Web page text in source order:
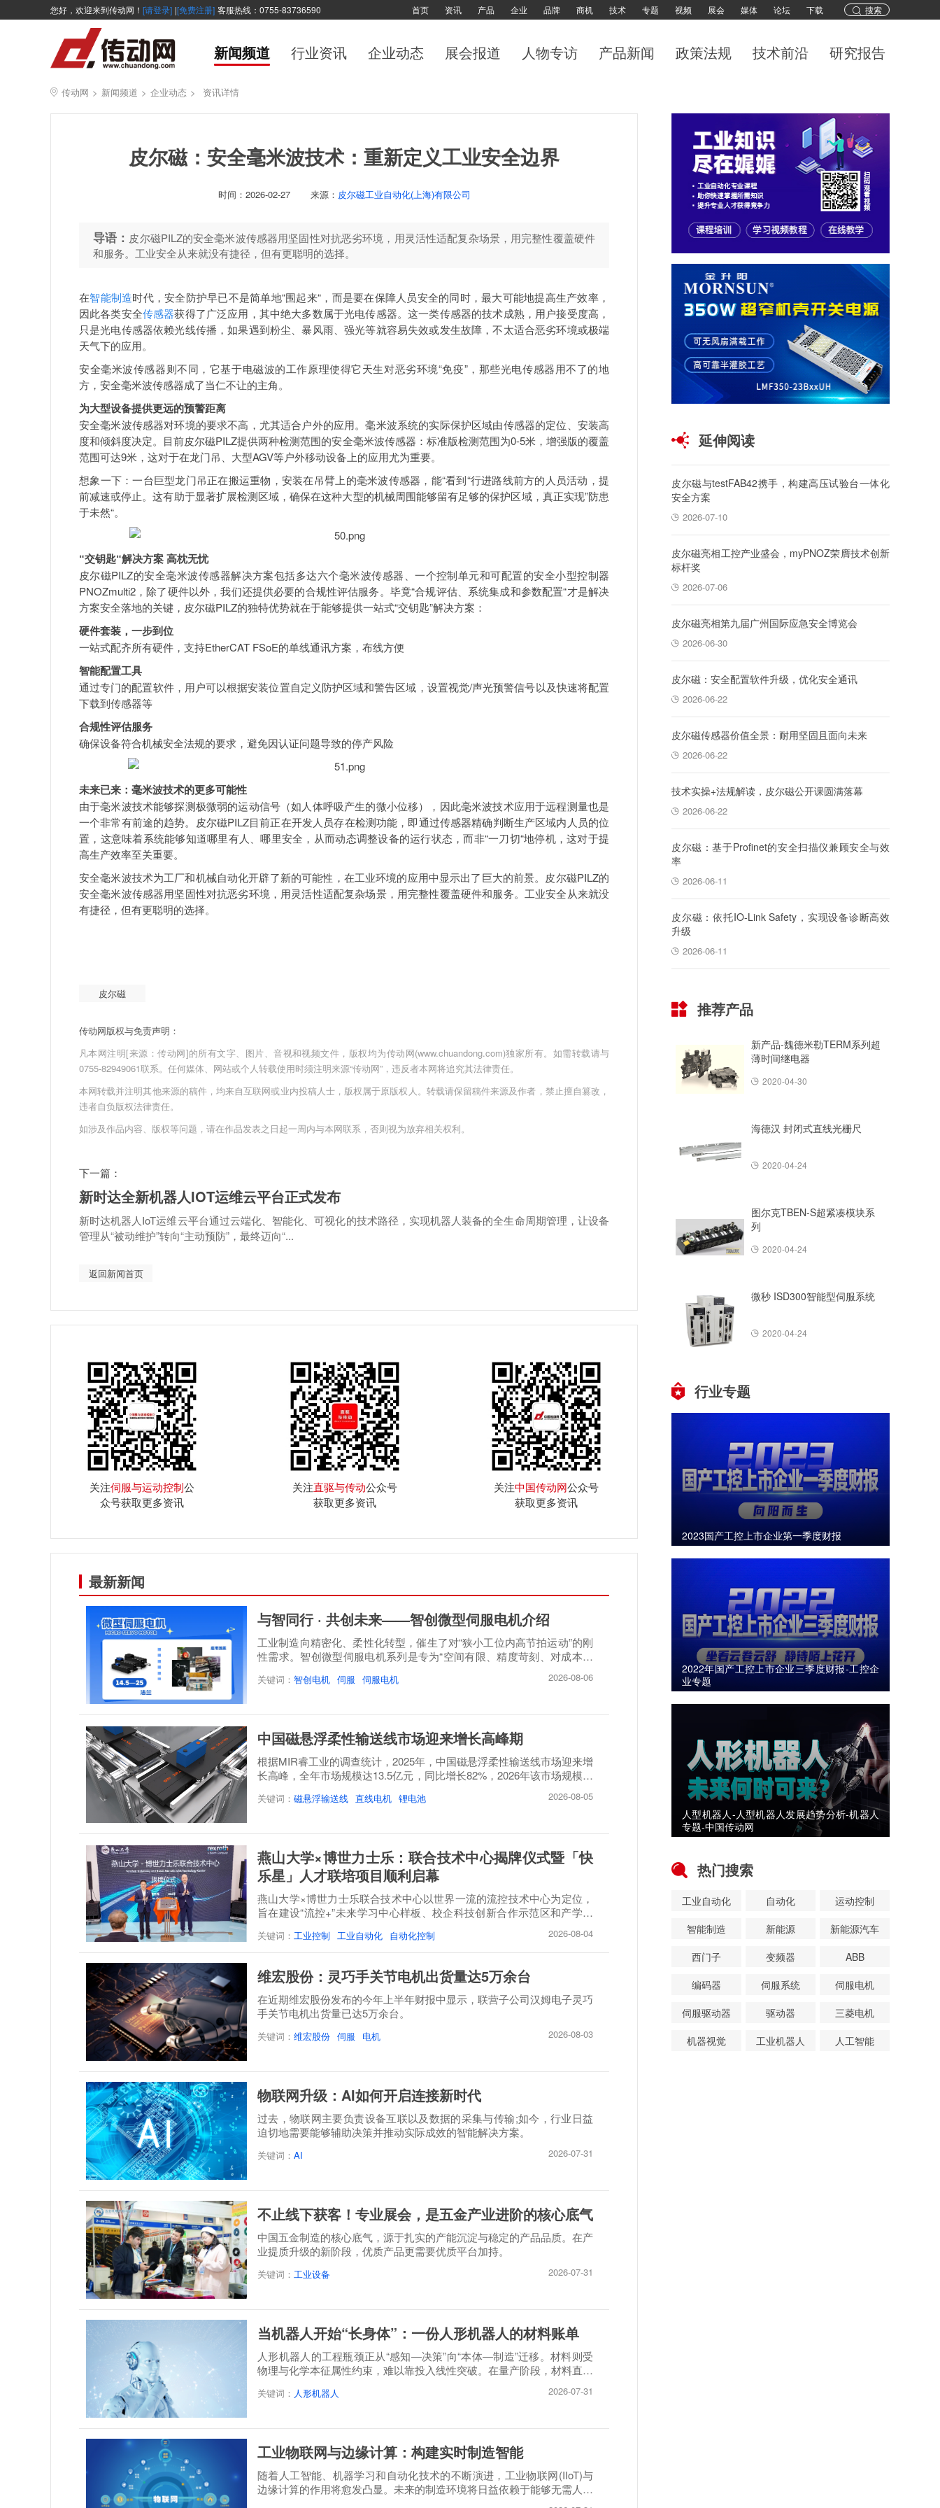
您好，欢迎来到传动网！ [请登录] |[免费注册] 客服热线：0755-83736590 搜索
首页 资讯 产品 企业 品牌 商机 技术 专题 视频 展会 媒体 论坛 下载
新闻频道 行业资讯 企业动态 展会报道 人物专访 产品新闻 政策法规 技术前沿 研究报告
传动网 > 新闻频道 > 企业动态 > 资讯详情
皮尔磁：安全毫米波技术：重新定义工业安全边界
时间： 2026-02-27 来源： 皮尔磁工业自动化(上海)有限公司
导语： 皮尔磁PILZ的安全毫米波传感器用坚固性对抗恶劣环境，用灵活性适配复杂场景，用完整性覆盖硬件
和服务。工业安全从来就没有捷径，但有更聪明的选择。
在智能制造时代，安全防护早已不是简单地“围起来“，而是要在保障人员安全的同时，最大可能地提高生产效率，
因此各类安全传感器获得了广泛应用，其中绝大多数属于光电传感器。这一类传感器的技术成熟，用户接受度高，
只是光电传感器依赖光线传播，如果遇到粉尘、暴风雨、强光等就容易失效或发生故障，不太适合恶劣环境或极端
天气下的应用。
安全毫米波传感器则不同，它基于电磁波的工作原理使得它天生对恶劣环境“免疫”，那些光电传感器用不了的地
方，安全毫米波传感器成了当仁不让的主角。
为大型设备提供更远的预警距离
安全毫米波传感器对环境的要求不高，尤其适合户外的应用。毫米波系统的实际保护区域由传感器的定位、安装高
度和倾斜度决定。目前皮尔磁PILZ提供两种检测范围的安全毫米波传感器：标准版检测范围为0-5米，增强版的覆盖
范围可达9米，这对于在龙门吊、大型AGV等户外移动设备上的应用尤为重要。
想象一下：一台巨型龙门吊正在搬运重物，安装在吊臂上的毫米波传感器，能“看到“行进路线前方的人员活动，提
前减速或停止。这有助于显著扩展检测区域，确保在这种大型的机械周围能够留有足够的保护区域，真正实现”防患
于未然“。
“交钥匙“解决方案 高枕无忧
皮尔磁PILZ的安全毫米波传感器解决方案包括多达六个毫米波传感器、一个控制单元和可配置的安全小型控制器
PNOZmulti2，除了硬件以外，我们还提供必要的合规性评估服务。毕竟“合规评估、系统集成和参数配置“才是解决
方案安全落地的关键，皮尔磁PILZ的独特优势就在于能够提供一站式“交钥匙”解决方案：
硬件套装，一步到位
一站式配齐所有硬件，支持EtherCAT FSoE的单线通讯方案，布线方便
智能配置工具
通过专门的配置软件，用户可以根据安装位置自定义防护区域和警告区域，设置视觉/声光预警信号以及快速将配置
下载到传感器等
合规性评估服务
确保设备符合机械安全法规的要求，避免因认证问题导致的停产风险
未来已来：毫米波技术的更多可能性
由于毫米波技术能够探测极微弱的运动信号（如人体呼吸产生的微小位移），因此毫米波技术应用于远程测量也是
一个非常有前途的趋势。皮尔磁PILZ目前正在开发人员存在检测功能，即通过传感器精确判断生产区域内人员的位
置，这意味着系统能够知道哪里有人、哪里安全，从而动态调整设备的运行状态，而非“一刀切“地停机，这对于提
高生产效率至关重要。
安全毫米波技术为工厂和机械自动化开辟了新的可能性，在工业环境的应用中显示出了巨大的前景。皮尔磁PILZ的
安全毫米波传感器用坚固性对抗恶劣环境，用灵活性适配复杂场景，用完整性覆盖硬件和服务。工业安全从来就没
有捷径，但有更聪明的选择。
皮尔磁
传动网版权与免责声明：
凡本网注明[来源：传动网]的所有文字、图片、音视和视频文件，版权均为传动网(www.chuandong.com)独家所有。如需转载请与
0755-82949061联系。任何媒体、网站或个人转载使用时须注明来源“传动网”，违反者本网将追究其法律责任。
本网转载并注明其他来源的稿件，均来自互联网或业内投稿人士，版权属于原版权人。转载请保留稿件来源及作者，禁止擅自篡改，
违者自负版权法律责任。
如涉及作品内容、版权等问题，请在作品发表之日起一周内与本网联系，否则视为放弃相关权利。
下一篇：
新时达全新机器人IOT运维云平台正式发布
新时达机器人IoT运维云平台通过云端化、智能化、可视化的技术路径，实现机器人装备的全生命周期管理，让设备
管理从“被动维护”转向“主动预防”，最终迈向“...
返回新闻首页
关注伺服与运动控制公
众号获取更多资讯
关注直驱与传动公众号
获取更多资讯
关注中国传动网公众号
获取更多资讯
最新新闻
与智同行 · 共创未来——智创微型伺服电机介绍
工业制造向精密化、柔性化转型，催生了对“狭小工位内高节拍运动”的刚
性需求。智创微型伺服电机系列是专为“空间有限、精度苛刻、对成本敏
关键词： 智创电机 伺服 伺服电机 2026-08-06
中国磁悬浮柔性输送线市场迎来增长高峰期
根据MIR睿工业的调查统计，2025年，中国磁悬浮柔性输送线市场迎来增
长高峰，全年市场规模达13.5亿元，同比增长82%，2026年该市场规模将
关键词： 磁悬浮输送线 直线电机 锂电池 2026-08-05
燕山大学×博世力士乐：联合技术中心揭牌仪式暨「快
乐星」人才联培项目顺利启幕
燕山大学×博世力士乐联合技术中心以世界一流的流控技术中心为定位，
旨在建设“流控+”未来学习中心样板、校企科技创新合作示范区和产学研
关键词： 工业控制 工业自动化 自动化控制 2026-08-04
维宏股份：灵巧手关节电机出货量达5万余台
在近期维宏股份发布的今年上半年财报中显示，联营子公司汉姆电子灵巧
手关节电机出货量已达5万余台。
关键词： 维宏股份 伺服 电机 2026-08-03
物联网升级：AI如何开启连接新时代
过去，物联网主要负责设备互联以及数据的采集与传输;如今，行业日益
迫切地需要能够辅助决策并推动实际成效的智能解决方案。
关键词： AI 2026-07-31
不止线下获客！专业展会，是五金产业进阶的核心底气
中国五金制造的核心底气，源于扎实的产能沉淀与稳定的产品品质。在产
业提质升级的新阶段，优质产品更需要优质平台加持。
关键词： 工业设备 2026-07-31
当机器人开始“长身体”：一份人形机器人的材料账单
人形机器人的工程瓶颈正从“感知—决策”向“本体—制造”迁移。材料则受
物理与化学本征属性约束，难以靠投入线性突破。在量产阶段，材料直接
关键词： 人形机器人 2026-07-31
工业物联网与边缘计算：构建实时制造智能
随着人工智能、机器学习和自动化技术的不断演进，工业物联网(IIoT)与
边缘计算的作用将愈发凸显。未来的制造环境将日益依赖于能够无需人工
延伸阅读
皮尔磁与testFAB42携手，构建高压试验台一体化
安全方案
2026-07-10
皮尔磁亮相工控产业盛会，myPNOZ荣膺技术创新
标杆奖
2026-07-06
皮尔磁亮相第九届广州国际应急安全博览会
2026-06-30
皮尔磁：安全配置软件升级，优化安全通讯
2026-06-22
皮尔磁传感器价值全景：耐用坚固且面向未来
2026-06-22
技术实操+法规解读，皮尔磁公开课圆满落幕
2026-06-22
皮尔磁：基于Profinet的安全扫描仪兼顾安全与效
率
2026-06-11
皮尔磁：依托IO-Link Safety，实现设备诊断高效
升级
2026-06-11
推荐产品
新产品-魏德米勒TERM系列超
薄时间继电器
2020-04-30
海德汉 封闭式直线光栅尺
2020-04-24
图尔克TBEN-S超紧凑模块系
列
2020-04-24
微秒 ISD300智能型伺服系统
2020-04-24
行业专题
2023国产工控上市企业第一季度财报
2022年国产工控上市企业三季度财报-工控企
业专题
人型机器人-人型机器人发展趋势分析-机器人
专题-中国传动网
热门搜索
工业自动化 自动化
运动控制
智能制造
新能源
新能源汽车
西门子
变频器
ABB
编码器
伺服系统
伺服电机
伺服驱动器
驱动器
三菱电机
机器视觉
工业机器人 人工智能